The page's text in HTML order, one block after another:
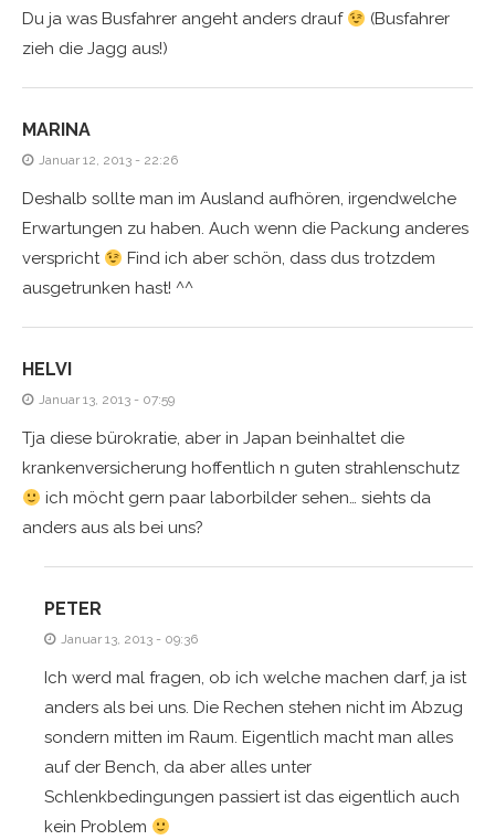
Du ja was Busfahrer angeht anders drauf
(Busfahrer
zieh die Jagg aus!)
MARINA
Januar 12, 2013 - 22:26
Deshalb sollte man im Ausland aufhören, irgendwelche
Erwartungen zu haben. Auch wenn die Packung anderes
verspricht
Find ich aber schön, dass dus trotzdem
ausgetrunken hast! ^^
HELVI
Januar 13, 2013 - 07:59
Tja diese bürokratie, aber in Japan beinhaltet die
krankenversicherung hoffentlich n guten strahlenschutz
ich möcht gern paar laborbilder sehen… siehts da
anders aus als bei uns?
PETER
Januar 13, 2013 - 09:36
Ich werd mal fragen, ob ich welche machen darf, ja ist
anders als bei uns. Die Rechen stehen nicht im Abzug
sondern mitten im Raum. Eigentlich macht man alles
auf der Bench, da aber alles unter
Schlenkbedingungen passiert ist das eigentlich auch
kein Problem